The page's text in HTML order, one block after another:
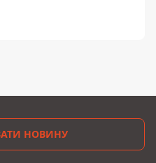
НОВИНУ